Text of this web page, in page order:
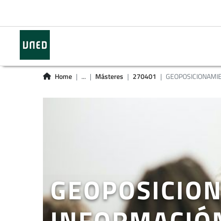
Home ... Másteres 270401